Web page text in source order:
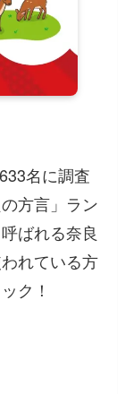
名に調査
方言」ラン
ばれる奈良
れている方
ク！